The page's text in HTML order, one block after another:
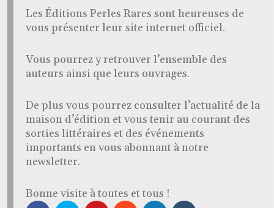
Les Éditions Perles Rares sont heureuses de
vous présenter leur site internet officiel.
Vous pourrez y retrouver l’ensemble des
auteurs ainsi que leurs ouvrages.
De plus vous pourrez consulter l’actualité de la
maison d’édition et vous tenir au courant des
sorties littéraires et des événements
importants en vous abonnant à notre
newsletter.
Bonne visite à toutes et tous !